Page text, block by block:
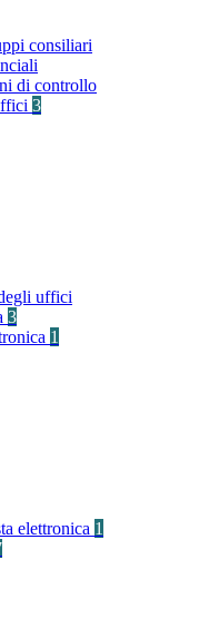
consiliari
di controllo
3
uffici
3
1
elettronica 1